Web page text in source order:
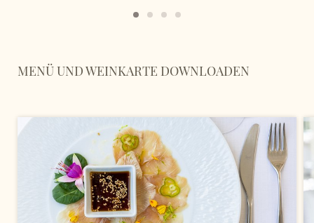
MENÜ UND WEINKARTE DOWNLOADEN